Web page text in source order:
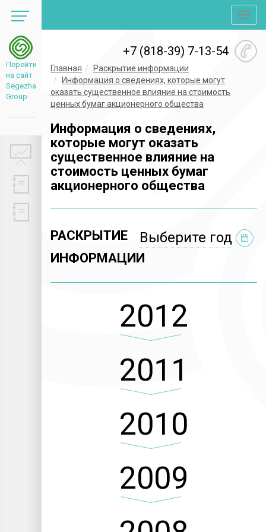
Перейти
на сайт
Segezha
Group
+7 (818-39) 7-13-54
Главная
Раскрытие информации
Информация о сведениях, которые могут
оказать существенное влияние на стоимость
ценных бумаг акционерного общества
Информация о сведениях,
которые могут оказать
существенное влияние на
стоимость ценных бумаг
акционерного общества
Выберите год
РАСКРЫТИЕ
ИНФОРМАЦИИ
2012
2011
2010
2009